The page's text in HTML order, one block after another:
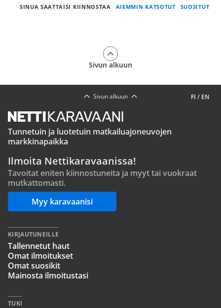
SINUA SAATTAISI KIINNOSTAA AIEMMIN KATSOTUT SUOSITUT
Sivun alkuun
FI / EN
Sivun alkuun
Tunnetuin ja luotetuin matkailuajoneuvojen
markkinapaikka
Ilmoita Nettikaravaanissa!
Tavoitat eniten kiinnostuneita ja myyt tai vuokraat
mutkattomasti.
Myy karavaanisi
KIRJAUTUNEILLE
Tallennetut haut
Omat ilmoitukset
Omat suosikit
Mainosta ilmoitustasi
TUKI